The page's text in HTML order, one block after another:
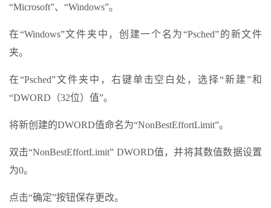
“Microsoft”、“Windows”。
在“Windows”文件夹中，创建一个名为“Psched”的新文件
夹。
在“Psched”文件夹中，右键单击空白处，选择“新建”和
“DWORD（32位）值”。
将新创建的DWORD值命名为“NonBestEffortLimit”。
双击“NonBestEffortLimit” DWORD值，并将其数值数据设置
为0。
点击“确定”按钮保存更改。